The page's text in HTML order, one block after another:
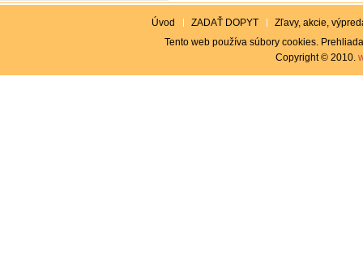
Úvod ZADAŤ DOPYT
Zľavy, akcie,
Tento web používa súbory cookies.
Copyright © 2010.